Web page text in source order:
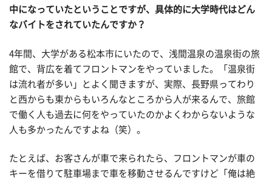
中になっていたということですが、具体的に大学時代はどん
なバイトをされていたんですか？
4年間、大学がある松本市にいたので、浅間温泉の温泉街の旅
館で、背広を着てフロントマンをやっていました。「温泉街
は流れ者が多い」とよく聞きますが、実際、長野県ってわり
と西からも東からもいろんなところから人が来るんで、旅館
で働く人も過去に何をやっていたのかよくわからないような
人も多かったんですよね（笑）。
たとえば、お客さんが車で来られたら、フロントマンが車の
キーを借りて駐車場まで車を移動させるんですけど「俺は絶